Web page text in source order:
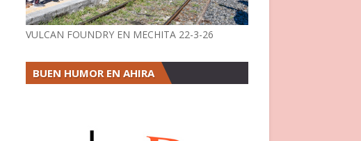
VULCAN FOUNDRY EN MECHITA 22-3-26
BUEN HUMOR EN AHIRA